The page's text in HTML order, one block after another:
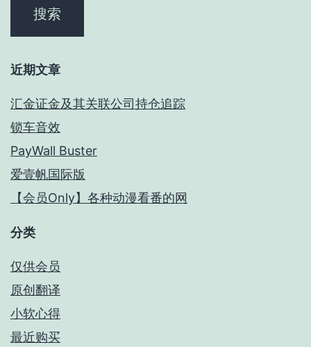
近期文章
汇金证金及其关联公司持仓追踪
锁车音效
PayWall Buster
爱壹帆国际版
【会员Only】各种动漫看番的网
分类
仅供会员
原创翻译
小软心得
最近购买